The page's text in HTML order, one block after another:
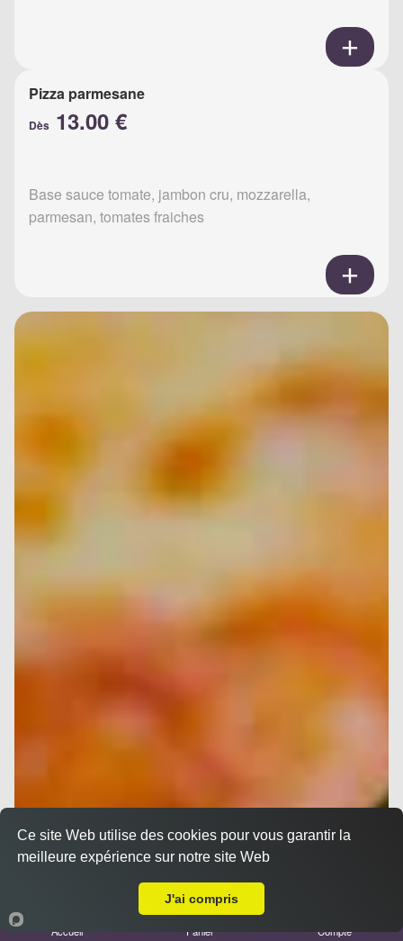
Pizza parmesane
Dès 13.00 €
Base sauce tomate, jambon cru, mozzarella,
parmesan, tomates fraiches
Accueil Panier Compte
Ce site Web utilise des cookies pour vous garantir la
meilleure expérience sur notre site Web
J'ai compris